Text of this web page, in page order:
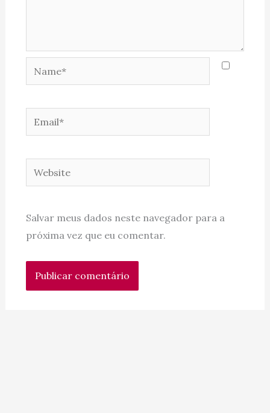
Name*
Email*
Website
Salvar meus dados neste navegador para a
próxima vez que eu comentar.